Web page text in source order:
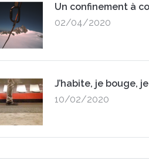
Un confinement à
02/04/2020
J’habite, je bouge,
10/02/2020